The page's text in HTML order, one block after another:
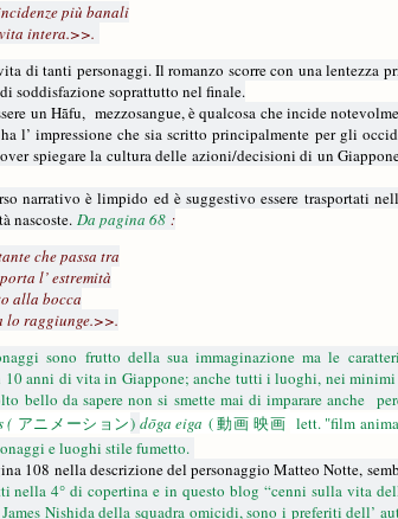
più banali
intera.>>.
di tanti personaggi. Il romanzo scorre con una lentezza
soddisfazione soprattutto nel finale.
un Hãfu, mezzosangue, è qualcosa che incide
impressione che sia scritto principalmente per gli
spiegare la cultura delle azioni/decisioni di un
narrativo è limpido ed è suggestivo essere trasportati
nascoste. Da pagina 68 :
che passa tra
l’ estremità
alla bocca
lo raggiunge.>>.
sono frutto della sua immaginazione ma le
anni di vita in Giappone; anche tutti i luoghi, nei
bello da sapere non si smette mai di imparare anche
( アニメーショ ン) dōga eiga (動画 映画 lett. "film
e luoghi stile fumetto.
108 nella descrizione del personaggio Matteo Notte,
nella 4° di copertina e in questo blog “cenni sulla vita
Nishida della squadra omicidi, sono i preferiti dell’